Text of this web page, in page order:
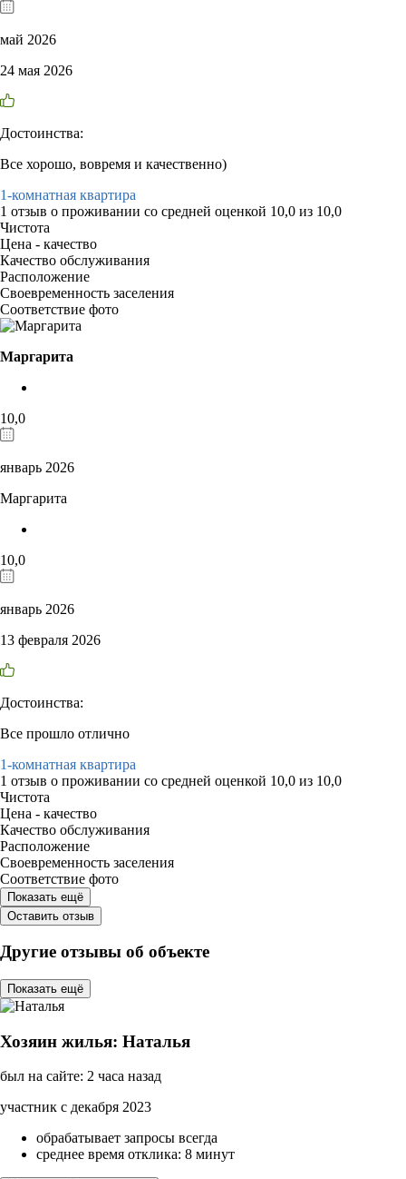
май 2026
24 мая 2026
Достоинства:
Все хорошо, вовремя и качественно)
1-комнатная квартира
1 отзыв о проживании со средней оценкой 10,0 из 10,0
Чистота
Цена - качество
Качество обслуживания
Расположение
Своевременность заселения
Соответствие фото
Маргарита
10,0
январь 2026
Маргарита
10,0
январь 2026
13 февраля 2026
Достоинства:
Все прошло отлично
1-комнатная квартира
1 отзыв о проживании со средней оценкой 10,0 из 10,0
Чистота
Цена - качество
Качество обслуживания
Расположение
Своевременность заселения
Соответствие фото
Показать ещё
Оставить отзыв
Другие отзывы об объекте
Показать ещё
Хозяин жилья: Наталья
был на сайте: 2 часа назад
участник с декабря 2023
обрабатывает запросы всегда
среднее время отклика: 8 минут